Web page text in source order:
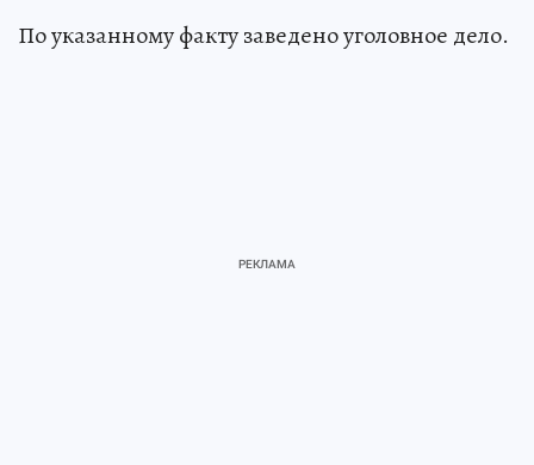
По указанному факту заведено уголовное дело.